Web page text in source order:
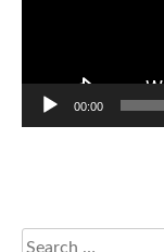
00:00
Search